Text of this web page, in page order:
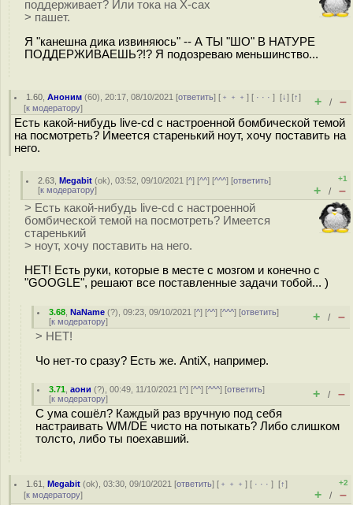
поддерживает? Или тока на X-сах
> пашет.
Я "канешна дика извиняюсь" -- А ТЫ "ШО" В НАТУРЕ
ПОДДЕРЖИВАЕШЬ?!? Я подозреваю меньшинство...
1.60 ,Аноним (60), 20:17, 08/10/2021 [ответить] [ ﹢﹢﹢] [ · · ·][↓] [↑]
[к модератору] + / –
Есть какой-нибудь live-cd с настроенной бомбической темой
на посмотреть? Имеется старенький ноут, хочу поставить на
него.
2.63 ,Megabit (ok), 03:52, 09/10/2021 [^] [^^] [^^^] [ответить]
[к модератору]
+1
+ / –
> Есть какой-нибудь live-cd с настроенной
бомбической темой на посмотреть? Имеется
старенький
> ноут, хочу поставить на него.
НЕТ! Есть руки, которые в месте с мозгом и конечно c
"GOOGLE", решают все поставленные задачи тобой... )
3.68 ,NaName (?), 09:23, 09/10/2021 [^] [^^] [^^^] [ответить]
[к модератору] + / –
> НЕТ!
Чо нет-то сразу? Есть же. AntiX, например.
3.71 ,аони (?), 00:49, 11/10/2021 [^] [^^] [^^^] [ответить]
[к модератору] + / –
С ума сошёл? Каждый раз вручную под себя
настраивать WM/DE чисто на потыкать? Либо слишком
толсто, либо ты поехавший.
1.61 ,Megabit (ok), 03:30, 09/10/2021 [ответить] [ ﹢﹢﹢] [ · · ·][↑]
[к модератору]
+2
+ / –